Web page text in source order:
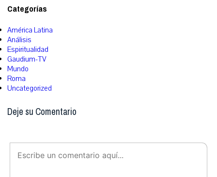
Categorías
América Latina
Análisis
Espiritualidad
Gaudium-TV
Mundo
Roma
Uncategorized
Deje su Comentario